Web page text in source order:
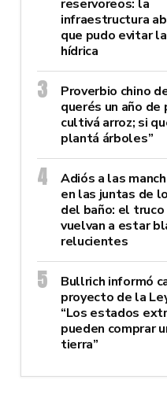
reservoreos: la
infraestructura
que pudo evitar
hídrica
Proverbio chino
querés un año de
cultivá arroz; si
plantá árboles”
Adiós a las
en las juntas de
del baño: el truco
vuelvan a estar
relucientes
Bullrich informó
proyecto de la
“Los estados
pueden comprar
tierra”